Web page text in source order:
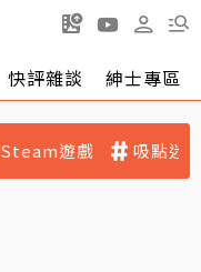
快評雜談 紳士專區
Steam遊戲 吸點迷